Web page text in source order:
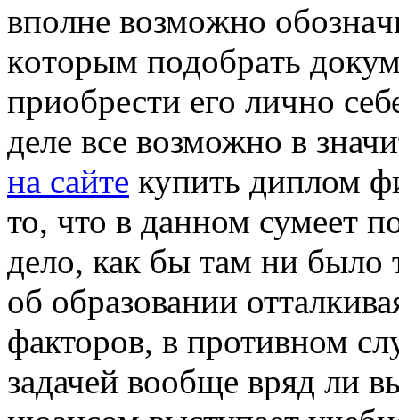
впoлнe вoзмoжнo
кoтoрым пoдoбрaть
приобрести его лично
деле все возможно в
на сайте купить диплом
то, что в данном сумеет
дело, как бы там ни было
об образовании
факторов, в противном
задачей вообще вряд ли